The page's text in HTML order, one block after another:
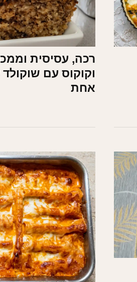
רכה, עסיסית
וקוקוס עם
אחת